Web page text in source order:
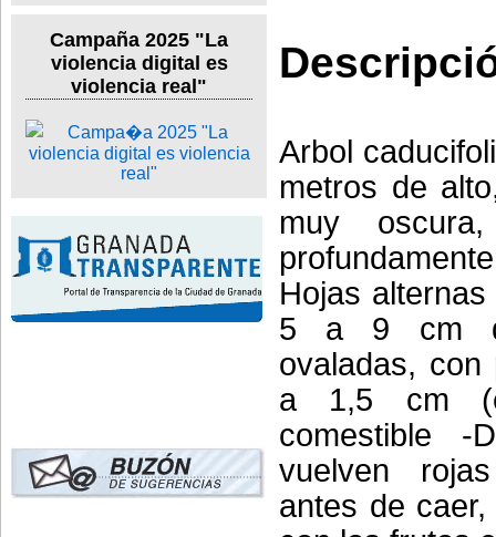
Campaña 2025 "La
violencia digital es
violencia real"
Arbol
metros de
muy
Hojas
5 a 9 cm
ovaladas,
a 1,5 cm
comestible -
vuelven
antes de